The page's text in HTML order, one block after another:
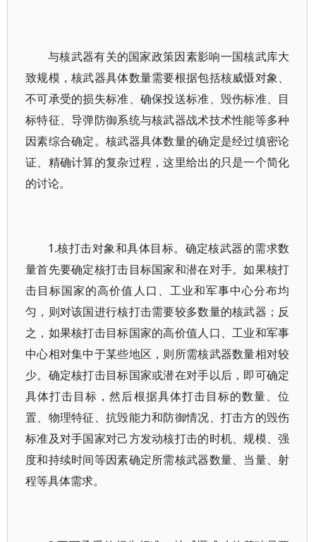
与核武器有关的国家政策因素影响一国核武库大
致规模，核武器具体数量需要根据包括核威慑对象、
不可承受的损失标准、确保投送标准、毁伤标准、目
标特征、导弹防御系统与核武器战术技术性能等多种
因素综合确定。核武器具体数量的确定是经过缜密论
证、精确计算的复杂过程，这里给出的只是一个简化
的讨论。
1.核打击对象和具体目标。确定核武器的需求数
量首先要确定核打击目标国家和潜在对手。如果核打
击目标国家的高价值人口、工业和军事中心分布均
匀，则对该国进行核打击需要较多数量的核武器；反
之，如果核打击目标国家的高价值人口、工业和军事
中心相对集中于某些地区，则所需核武器数量相对较
少。确定核打击目标国家或潜在对手以后，即可确定
具体打击目标，然后根据具体打击目标的数量、位
置、物理特征、抗毁能力和防御情况、打击方的毁伤
标准及对手国家对己方发动核打击的时机、规模、强
度和持续时间等因素确定所需核武器数量、当量、射
程等具体需求。